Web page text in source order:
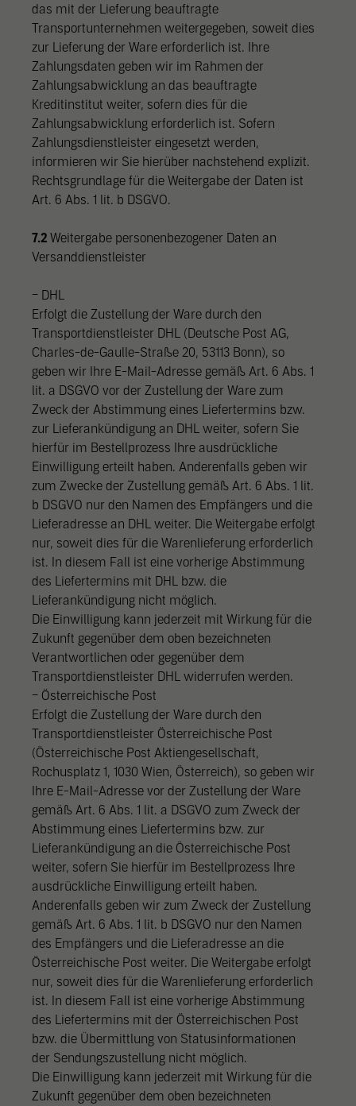
das mit der Lieferung beauftragte
Transportunternehmen weitergegeben, soweit dies
zur Lieferung der Ware erforderlich ist. Ihre
Zahlungsdaten geben wir im Rahmen der
Zahlungsabwicklung an das beauftragte
Kreditinstitut weiter, sofern dies für die
Zahlungsabwicklung erforderlich ist. Sofern
Zahlungsdienstleister eingesetzt werden,
informieren wir Sie hierüber nachstehend explizit.
Rechtsgrundlage für die Weitergabe der Daten ist
Art. 6 Abs. 1 lit. b DSGVO.
7.2 Weitergabe personenbezogener Daten an
Versanddienstleister
– DHL
Erfolgt die Zustellung der Ware durch den
Transportdienstleister DHL (Deutsche Post AG,
Charles-de-Gaulle-Straße 20, 53113 Bonn), so
geben wir Ihre E-Mail-Adresse gemäß Art. 6 Abs. 1
lit. a DSGVO vor der Zustellung der Ware zum
Zweck der Abstimmung eines Liefertermins bzw.
zur Lieferankündigung an DHL weiter, sofern Sie
hierfür im Bestellprozess Ihre ausdrückliche
Einwilligung erteilt haben. Anderenfalls geben wir
zum Zwecke der Zustellung gemäß Art. 6 Abs. 1 lit.
b DSGVO nur den Namen des Empfängers und die
Lieferadresse an DHL weiter. Die Weitergabe erfolgt
nur, soweit dies für die Warenlieferung erforderlich
ist. In diesem Fall ist eine vorherige Abstimmung
des Liefertermins mit DHL bzw. die
Lieferankündigung nicht möglich.
Die Einwilligung kann jederzeit mit Wirkung für die
Zukunft gegenüber dem oben bezeichneten
Verantwortlichen oder gegenüber dem
Transportdienstleister DHL widerrufen werden.
– Österreichische Post
Erfolgt die Zustellung der Ware durch den
Transportdienstleister Österreichische Post
(Österreichische Post Aktiengesellschaft,
Rochusplatz 1, 1030 Wien, Österreich), so geben wir
Ihre E-Mail-Adresse vor der Zustellung der Ware
gemäß Art. 6 Abs. 1 lit. a DSGVO zum Zweck der
Abstimmung eines Liefertermins bzw. zur
Lieferankündigung an die Österreichische Post
weiter, sofern Sie hierfür im Bestellprozess Ihre
ausdrückliche Einwilligung erteilt haben.
Anderenfalls geben wir zum Zweck der Zustellung
gemäß Art. 6 Abs. 1 lit. b DSGVO nur den Namen
des Empfängers und die Lieferadresse an die
Österreichische Post weiter. Die Weitergabe erfolgt
nur, soweit dies für die Warenlieferung erforderlich
ist. In diesem Fall ist eine vorherige Abstimmung
des Liefertermins mit der Österreichischen Post
bzw. die Übermittlung von Statusinformationen
der Sendungszustellung nicht möglich.
Die Einwilligung kann jederzeit mit Wirkung für die
Zukunft gegenüber dem oben bezeichneten
Personenbezogene Daten können verarbeitet werden (z. B. IP-
Adressen), z. B. für personalisierte Anzeigen und Inhalte oder
Anzeigen- und Inhaltsmessung.
Weitere Informationen über die
Verwendung Ihrer Daten finden Sie in unserer
Datenschutzerklärung
Hier finden Sie eine Übersicht über alle verwendeten Cookies. Sie
können Ihre Zustimmung zu ganzen Kategorien geben oder sich
weitere Informationen anzeigen lassen und so nur bestimmte
Cookies auswählen.
Alle akzeptieren Einstellungen speichern & schließen
Nur essenzielle Cookies akzeptieren
Datenschutzeinstellungen
Essenziell (1)
Essenzielle Cookies ermöglichen grundlegende Funktionen und sind für die
Cookie Informationen anzeigen
Statistiken (2)
Statistik Cookies erfassen Informationen anonym. Diese Informationen
helfen uns zu verstehen, wie unsere Besucher unsere Website nutzen.
Cookie Informationen anzeigen
Externe Medien (2)
Inhalte von Videoplattformen und Social Media Plattformen werden
standardmäßig blockiert. Wenn Cookies von externen Medien akzeptiert
werden, bedarf der Zugriff auf diese Inhalte keiner manuellen Zustimmung
mehr.
Cookie Informationen anzeigen